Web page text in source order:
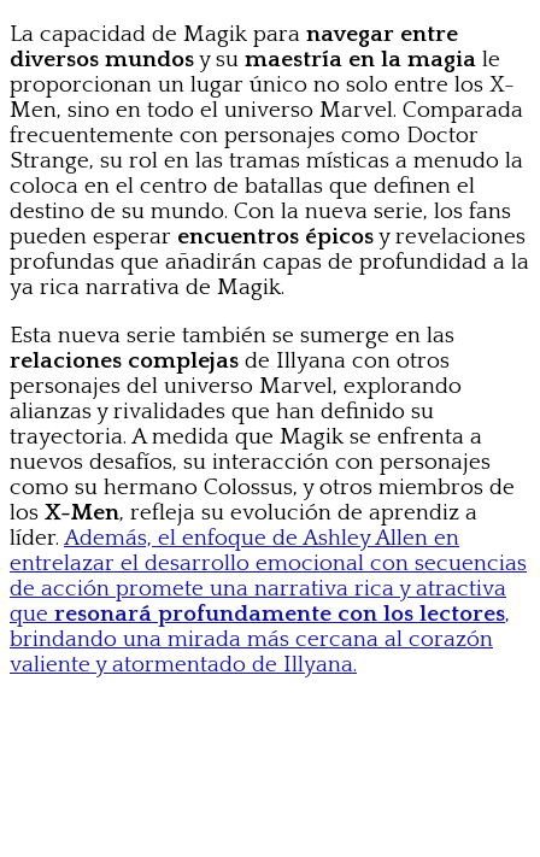
La capacidad de Magik para navegar entre
diversos mundosy su maestría en la magia le
proporcionan un lugar único no solo entre los X-
Men, sino en todo el universo Marvel. Comparada
frecuentemente con personajes como Doctor
Strange, su rol en las tramas místicas a menudo la
coloca en el centro de batallas que definen el
destino de su mundo. Con la nueva serie, los fans
pueden esperar encuentros épicosy revelaciones
profundas que añadirán capas de profundidad a la
ya rica narrativa de Magik.
Esta nueva serie también se sumerge en las
relaciones complejas de Illyana con otros
personajes del universo Marvel, explorando
alianzas y rivalidades que han definido su
trayectoria. A medida que Magik se enfrenta a
nuevos desafíos, su interacción con personajes
como su hermano Colossus, y otros miembros de
los X-Men, refleja su evolución de aprendiz a
líder. Además, el enfoque de Ashley Allen en
entrelazar el desarrollo emocional con secuencias
de acción promete una narrativa rica y atractiva
que resonará profundamente con los lectores,
brindando una mirada más cercana al corazón
valiente y atormentado de Illyana.